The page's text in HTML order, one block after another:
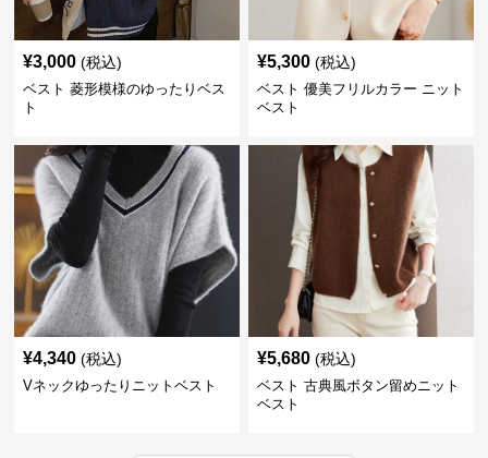
¥3,000 (税込)
ベスト 菱形模様のゆったりベス
ト
¥5,300 (税込)
ベスト 優美フリルカラー ニット
ベスト
¥4,340 (税込)
Vネックゆったりニットベスト
¥5,680 (税込)
ベスト 古典風ボタン留めニット
ベスト